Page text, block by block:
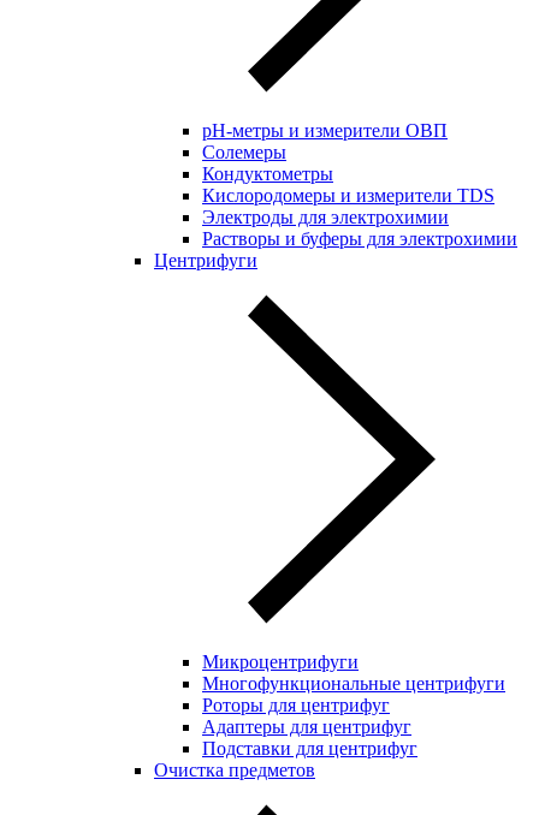
pH-метры и измерители ОВП
Солемеры
Кондуктометры
Кислородомеры и измерители TDS
Электроды для электрохимии
Растворы и буферы для электрохимии
Центрифуги
Микроцентрифуги
Многофункциональные центрифуги
Роторы для центрифуг
Адаптеры для центрифуг
Подставки для центрифуг
Очистка предметов